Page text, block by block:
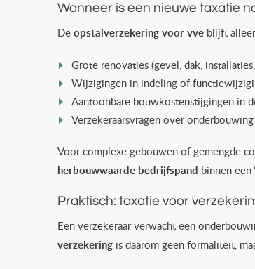
Wanneer is een nieuwe taxatie
De opstalverzekering voor vve blijft
Grote renovaties (gevel, dak,
Wijzigingen in indeling of
Aantoonbare bouwkostenstijgingen in
Verzekeraarsvragen over
Voor complexe gebouwen of gemengde
herbouwwaarde bedrijfspand binnen
Praktisch: taxatie voor
Een verzekeraar verwacht een
verzekering is daarom geen formaliteit,